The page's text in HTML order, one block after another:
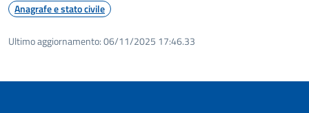
Anagrafe e stato civile
Ultimo aggiornamento:06/11/2025 17:46.33